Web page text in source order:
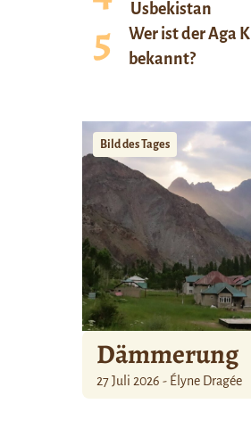
Usbekistan
Wer ist der Aga
bekannt?
Bild des Tages
Dämmerung
27 Juli 2026 - Élyne Dragée